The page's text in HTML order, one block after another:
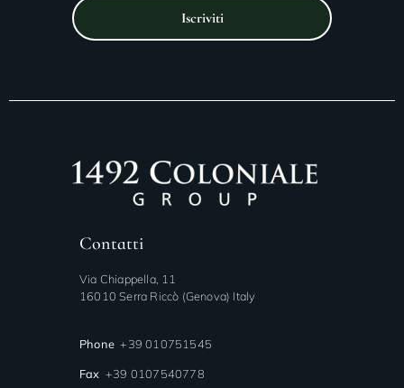
Iscriviti
Contatti
Via Chiappella, 11
16010 Serra Riccò (Genova) Italy
Phone +39 010751545
Fax +39 0107540778